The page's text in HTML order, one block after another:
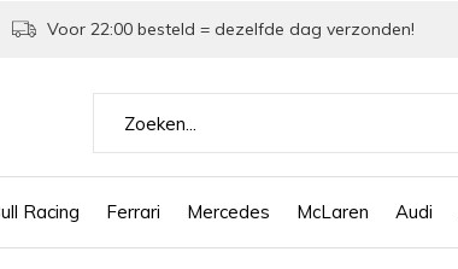
Racing Ferrari Mercedes McLaren Audi
Voor 22:00 besteld = dezelfde dag verzonden!